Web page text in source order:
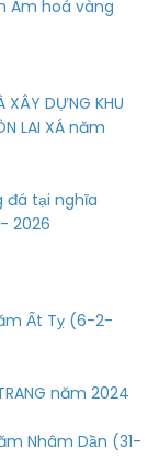
Am hoá vàng
DỰNG KHU
LAI XÁ năm
đá tại nghĩa
2026
Ất Tỵ (6-2-
năm 2024
Nhâm Dần (31-